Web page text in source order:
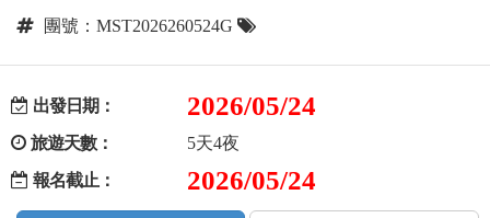
海島假期
東南亞
團號：MST2026260524G
出發日期： 2026/05/24
旅遊天數：
5天4夜
報名截止：
2026/05/24